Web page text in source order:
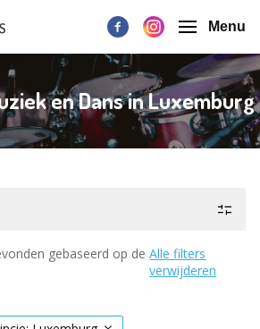
Menu
en Dans in Luxemburg
gebaseerd op de Alle filters
verwijderen